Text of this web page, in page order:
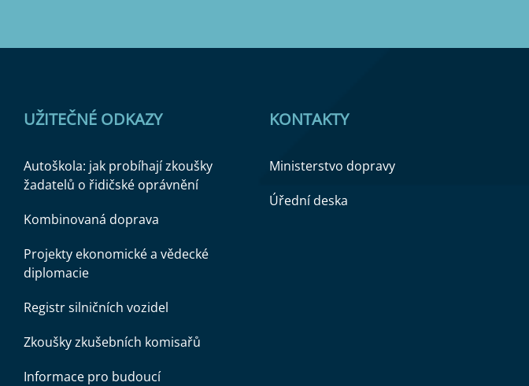
UŽITEČNÉ ODKAZY
Autoškola: jak probíhají zkoušky
žadatelů o řidičské oprávnění
Kombinovaná doprava
Projekty ekonomické a vědecké
diplomacie
Registr silničních vozidel
Zkoušky zkušebních komisařů
Informace pro budoucí
KONTAKTY
Ministerstvo dopravy
Úřední deska